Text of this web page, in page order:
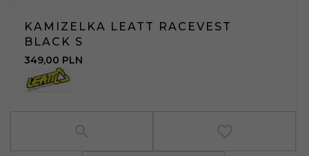
KAMIZELKA LEATT RACEVEST
BLACK S
349,00 PLN